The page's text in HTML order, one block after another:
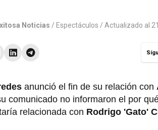
Noticias / Espectáculos / Actualizado al
anunció el fin de su relación con
comunicado no informaron el por
relacionada con Rodrigo 'Gato'